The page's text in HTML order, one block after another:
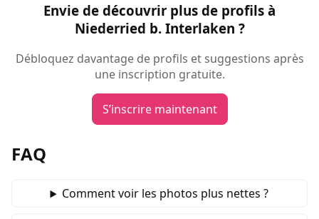
Envie de découvrir plus de profils à
Niederried b. Interlaken ?
Débloquez davantage de profils et suggestions après
une inscription gratuite.
S’inscrire maintenant
FAQ
Comment voir les photos plus nettes ?